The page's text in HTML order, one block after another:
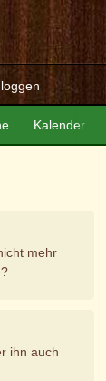
Kalender
mehr
ihn auch